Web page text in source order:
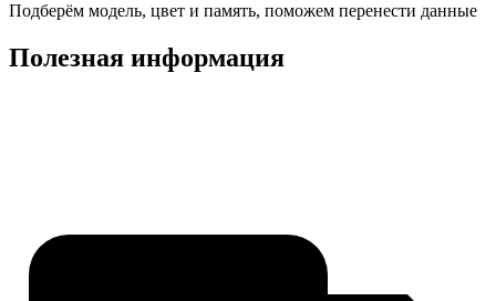
Подберём модель, цвет и память, поможем перенести данные
Полезная информация